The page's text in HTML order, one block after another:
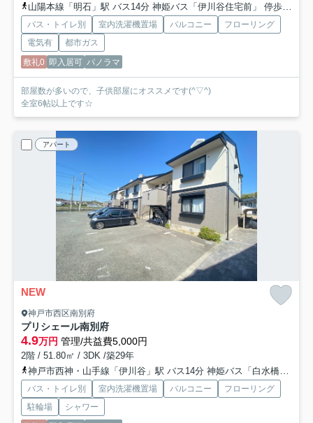
山陽本線「明石」駅 バス14分 神姫バス「伊川谷住宅前」 停歩7分
バス・トイレ別 室内洗濯機置場 バルコニー
フローリング
電気有
都市ガス
敷礼0 即入居可 パノラマ
部屋数が多いので、子供部屋にオススメです(^▽^)
全室6帖以上です☆
アパート
NEW
神戸市西区南別府
プリシェール南別府
4.9万円 管理/共益費5,000円
2階 / 51.80㎡ / 3DK /築29年
神戸市西神・山手線「伊川谷」駅 バス14分 神姫バス「白水橋」 停歩7分
バス・トイレ別 室内洗濯機置場 バルコニー
フローリング
駐輪場
シャワー